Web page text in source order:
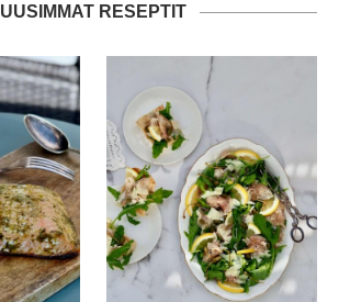
UUSIMMAT RESEPTIT